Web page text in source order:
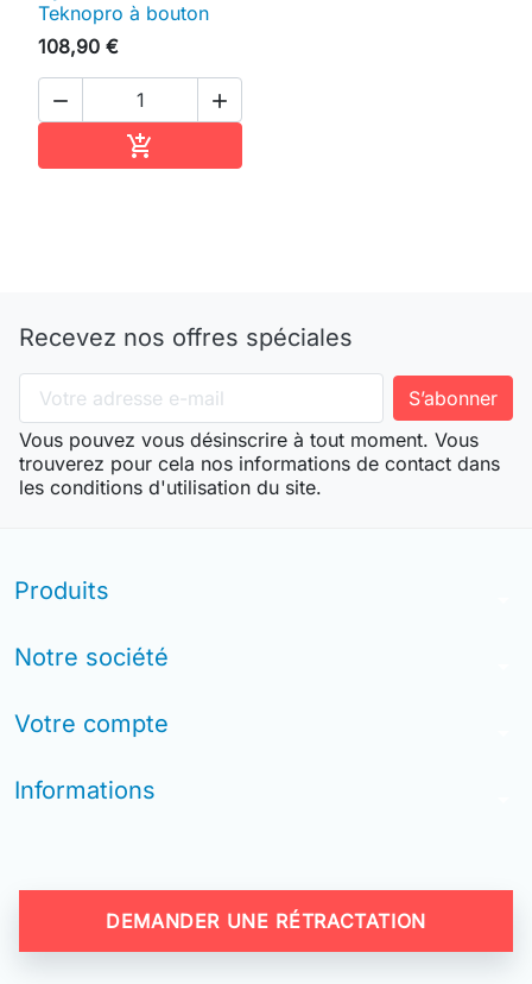
Teknopro à bouton
108,90 €
 

Recevez nos offres spéciales
Vous pouvez vous désinscrire à tout moment. Vous
trouverez pour cela nos informations de contact dans
les conditions d'utilisation du site.
Produits
Notre société
Votre compte
Informations
DEMANDER UNE RÉTRACTATION